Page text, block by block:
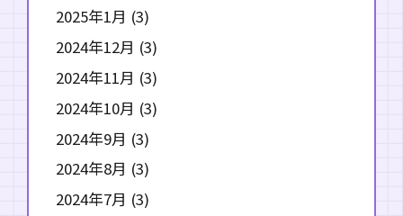
2025年1月 (3)
2024年12月 (3)
2024年11月 (3)
2024年10月 (3)
2024年9月 (3)
2024年8月 (3)
2024年7月 (3)